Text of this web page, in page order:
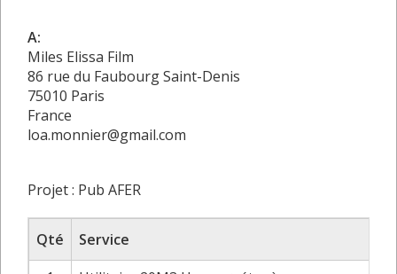
A:
Miles Elissa Film
86 rue du Faubourg Saint-Denis
75010 Paris
France
loa.monnier@gmail.com
Projet : Pub AFER
Qté
Service